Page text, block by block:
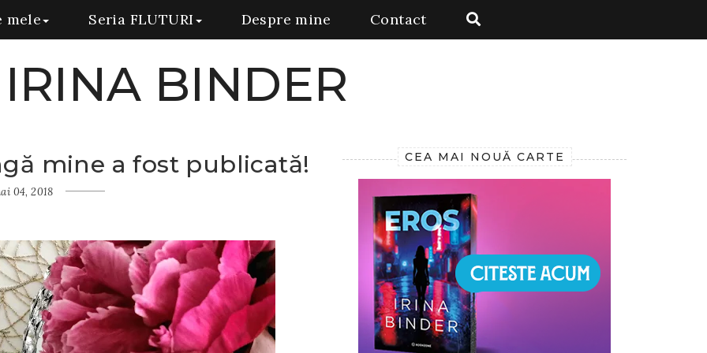
mele Seria FLUTURI Despre mine Contact
IRINA BINDER
mine a fost publicată!
04, 2018
CEA MAI NOUĂ CARTE